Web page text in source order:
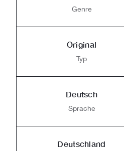
Genre
Original
Typ
Deutsch
Sprache
Deutschland